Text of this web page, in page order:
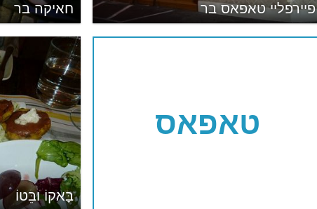
חאיקה בר פיירפליי טאפאס בר
בָּאקוֹ ובֵּטוֹ
טאפאס